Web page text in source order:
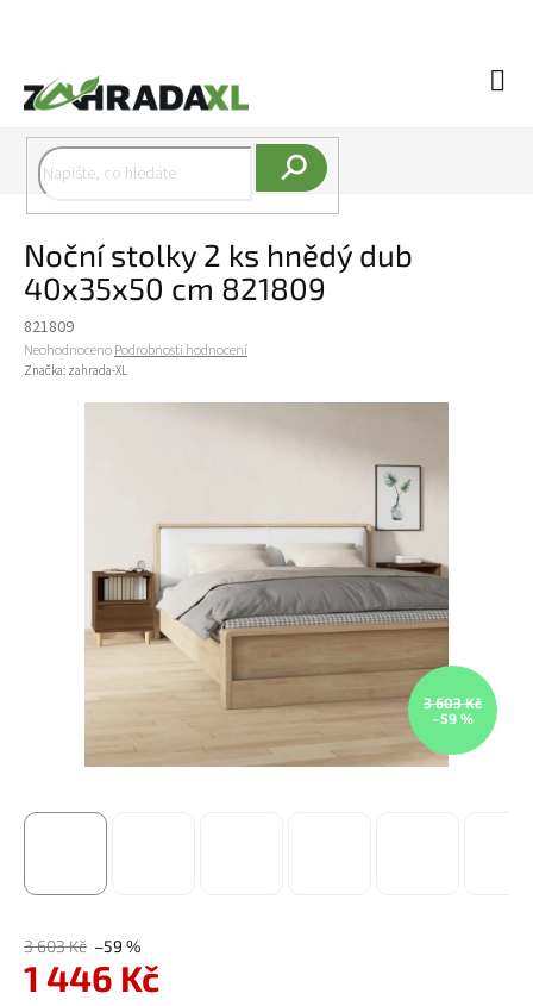
Noční stolky 2 ks hnědý dub
40x35x50 cm 821809
821809
Průměrné hodnocení produktu je 0,0 z 5 hvězdiček.
NeohodnocenoPodrobnosti hodnocení
Značka: zahrada-XL
3 603 Kč
–59 %
3 603 Kč –59 %
1 446 Kč